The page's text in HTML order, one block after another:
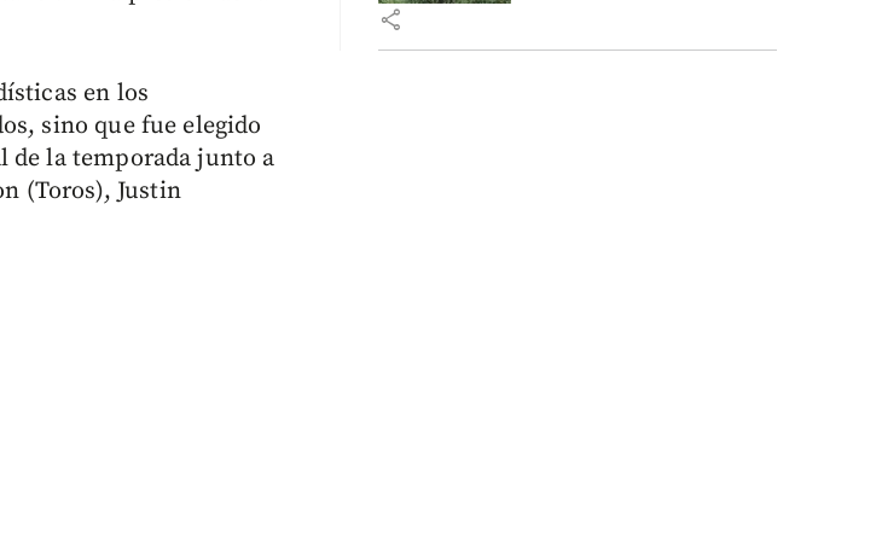
en los
sino que fue elegido
de la temporada junto a
(Toros), Justin
share